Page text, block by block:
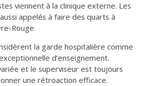
viennent à la clinique externe. Les
appelés à faire des quarts à
Rouge.
la garde hospitalière comme
d’enseignement.
et le superviseur est toujours
une rétroaction efficace.